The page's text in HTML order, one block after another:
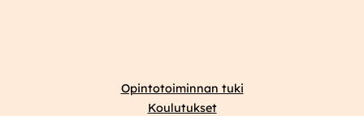
Opintotoiminnan tuki
Koulutukset